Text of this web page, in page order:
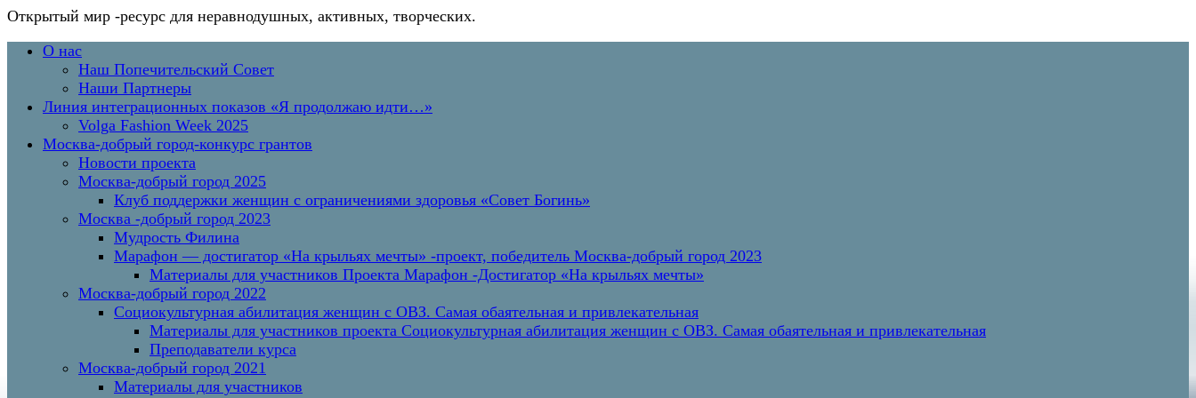
Открытый мир -ресурс для неравнодушных, активных, творческих.
Перейти
содержимому
Основное
О нас
Наш Попечительский Совет
Наши Партнеры
Линия интеграционных показов «Я продолжаю идти…»
Volga Fashion Week 2025
Москва-добрый город-конкурс грантов
Новости проекта
Москва-добрый город 2025
Клуб поддержки женщин с ограничениями здоровья «Совет Богинь»
Москва -добрый город 2023
Мудрость Филина
Марафон — достигатор «На крыльях мечты» -проект, победитель Москва-добрый город 2023
Материалы для участников Проекта Марафон -Достигатор «На крыльях мечты»
Москва-добрый город 2022
Социокультурная абилитация женщин с ОВЗ. Самая обаятельная и привлекательная
Материалы для участников проекта Социокультурная абилитация женщин с ОВЗ. Самая обаятельная и привлекательная
Преподаватели курса
Москва-добрый город 2021
Материалы для участников